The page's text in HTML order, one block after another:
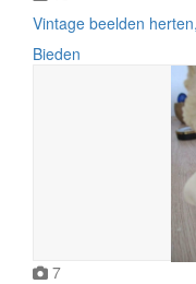
Vintage beelden
Bieden
7